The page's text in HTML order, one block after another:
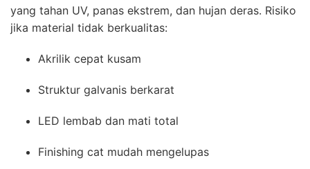
yang tahan UV, panas ekstrem, dan hujan deras. Risiko
jika material tidak berkualitas:
Akrilik cepat kusam
Struktur galvanis berkarat
LED lembab dan mati total
Finishing cat mudah mengelupas